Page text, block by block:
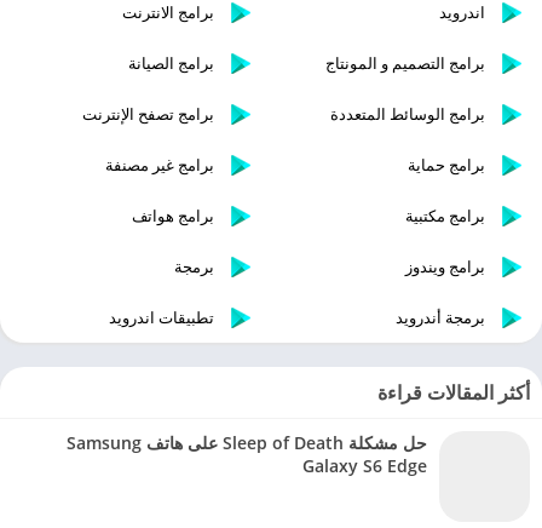
اندرويد برامج الانترنت
برامج التصميم و المونتاج برامج الصيانة
برامج الوسائط المتعددة برامج تصفح الإنترنت
برامج حماية برامج غير مصنفة
برامج مكتبية برامج هواتف
برامج ويندوز برمجة
برمجة أندرويد تطبيقات اندرويد
أكثر المقالات قراءة
حل مشكلة Sleep of Death على هاتف Samsung
Galaxy S6 Edge